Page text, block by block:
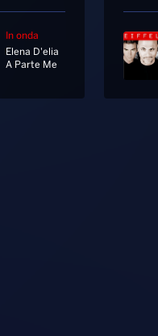
In onda
Elena D'elia
A Parte Me